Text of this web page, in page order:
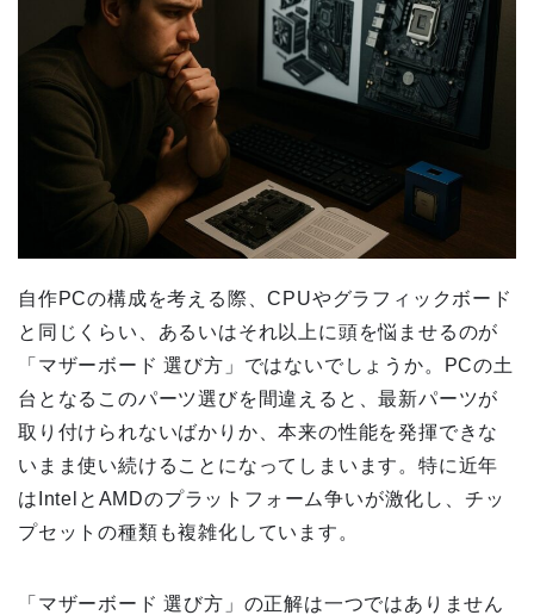
自作PCの構成を考える際、CPUやグラフィックボード
と同じくらい、あるいはそれ以上に頭を悩ませるのが
「マザーボード 選び方」ではないでしょうか。PCの土
台となるこのパーツ選びを間違えると、最新パーツが
取り付けられないばかりか、本来の性能を発揮できな
いまま使い続けることになってしまいます。特に近年
はIntelとAMDのプラットフォーム争いが激化し、チッ
プセットの種類も複雑化しています。
「マザーボード 選び方」の正解は一つではありません